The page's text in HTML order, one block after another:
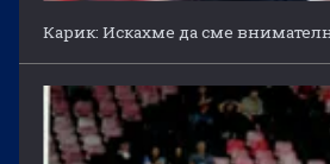
Карик: Искахме да сме